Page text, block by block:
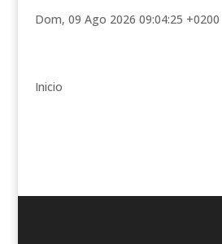
e
r
Dom, 09 Ago 2026 09:04:25 +0200
Inicio